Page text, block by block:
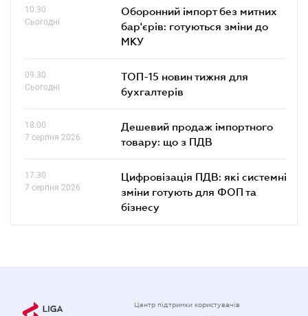
10.30
Сьогодні
Оборонний імпорт без митних
бар'єрів: готуються зміни до
МКУ
09.30
Сьогодні
ТОП-15 новин тижня для
бухгалтерів
18.00
7 серпня 2026
Дешевий продаж імпортного
товару: що з ПДВ
17.30
7 серпня 2026
Цифровізація ПДВ: які системні
зміни готують для ФОП та
бізнесу
Центр підтримки користувачів